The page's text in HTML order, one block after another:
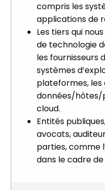
compris les
applications de
Les tiers qui
de technologie
les fournisseurs
systèmes
plateformes,
données/hôtes/
cloud.
Entités
avocats,
parties, comme
dans le cadre de